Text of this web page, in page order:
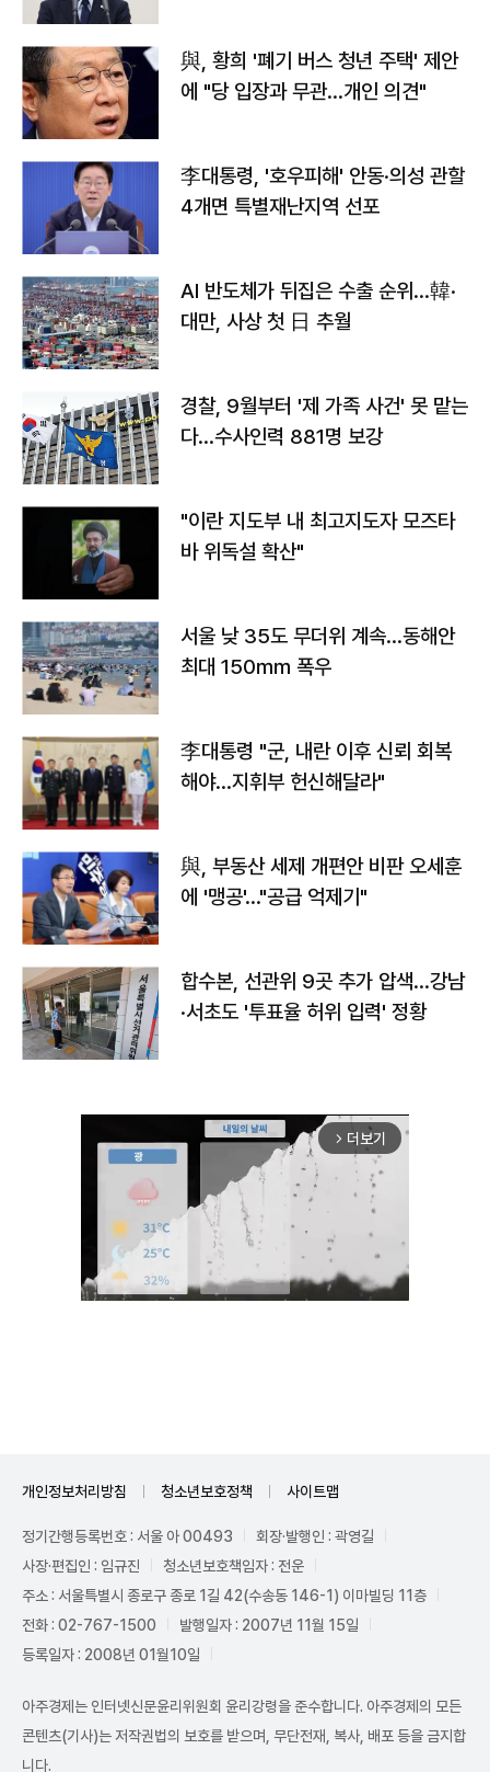
與, 황희 '폐기 버스 청년 주택' 제안
에 "당 입장과 무관…개인 의견"
李대통령, '호우피해' 안동·의성 관할
4개면 특별재난지역 선포
AI 반도체가 뒤집은 수출 순위…韓·
대만, 사상 첫 日 추월
경찰, 9월부터 '제 가족 사건' 못 맡는
다…수사인력 881명 보강
"이란 지도부 내 최고지도자 모즈타
바 위독설 확산"
서울 낮 35도 무더위 계속…동해안
최대 150㎜ 폭우
李대통령 "군, 내란 이후 신뢰 회복
해야…지휘부 헌신해달라"
與, 부동산 세제 개편안 비판 오세훈
에 '맹공'…"공급 억제기"
합수본, 선관위 9곳 추가 압색…강남
·서초도 '투표율 허위 입력' 정황
arrow_forward_ios 더보기
개인정보처리방침 청소년보호정책 사이트맵
정기간행등록번호 : 서울 아 00493
회장·발행인 : 곽영길
사장·편집인 : 임규진
청소년보호책임자 : 전운
주소 : 서울특별시 종로구 종로 1길 42(수송동 146-1) 이마빌딩 11층
전화 : 02-767-1500
발행일자 : 2007년 11월 15일
등록일자 : 2008년 01월10일
아주경제는 인터넷신문윤리위원회 윤리강령을 준수합니다. 아주경제의 모든
콘텐츠(기사)는 저작권법의 보호를 받으며, 무단전재, 복사, 배포 등을 금지합
니다.